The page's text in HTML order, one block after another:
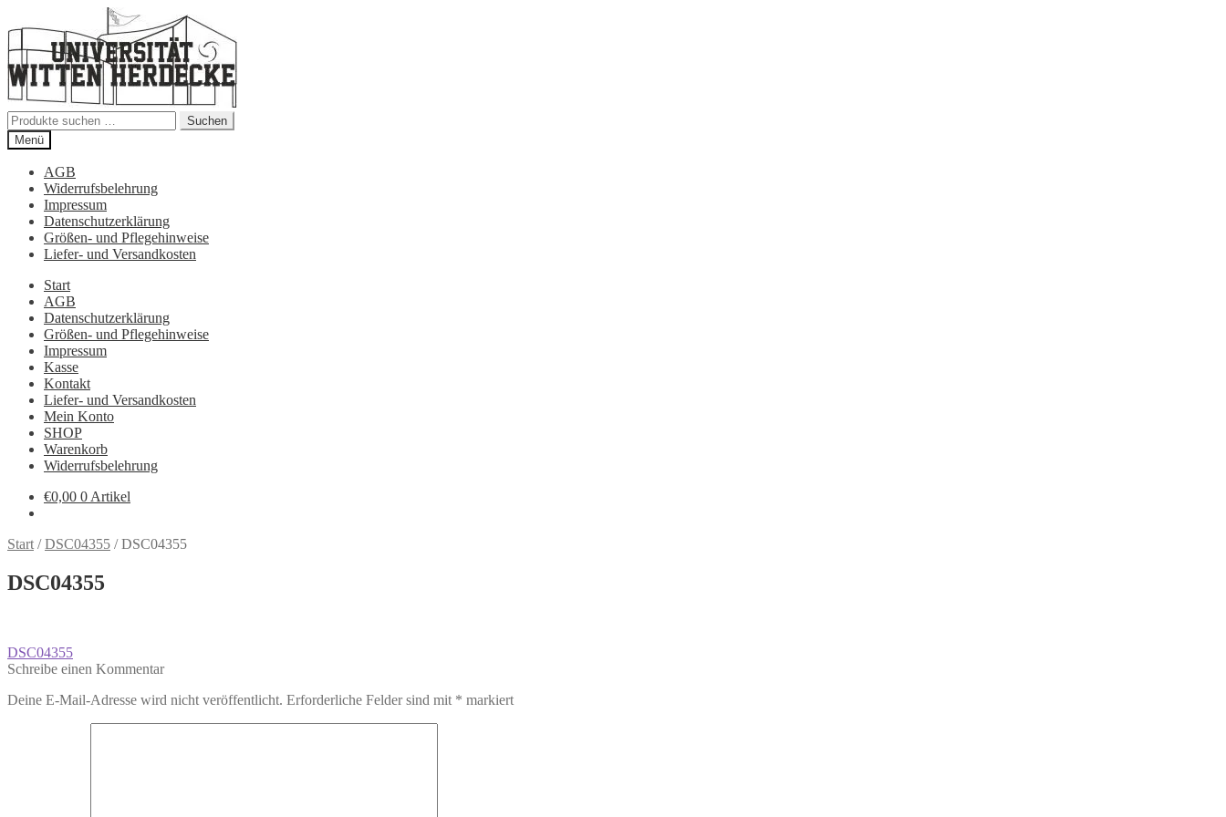
Navigation
springen
Inhalt
springen
Suchen
nach:
Suchen
Menü
AGB
Widerrufsbelehrung
Impressum
Datenschutzerklärung
Größen- und Pflegehinweise
Liefer- und Versandkosten
Start
AGB
Datenschutzerklärung
Größen- und Pflegehinweise
Impressum
Kasse
Kontakt
Liefer- und Versandkosten
Mein Konto
SHOP
Warenkorb
Widerrufsbelehrung
€0,00 0 Artikel
Start /DSC04355 /DSC04355
DSC04355
Beitragsnavigation
Vorheriger
Beitrag:
DSC04355
Schreibe einen Kommentar
Deine E-Mail-Adresse wird nicht veröffentlicht. Erforderliche Felder sind mit * markiert